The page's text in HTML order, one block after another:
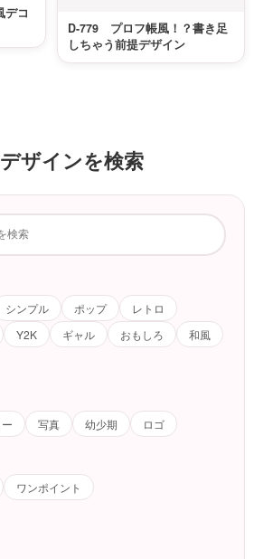
コ
D-779 プロフ帳風！？書き足
しちゃう前提デザイン
ザインを検索
シンプル ポップ
レトロ
Y2K ギャル おもしろ
和風
写真 幼少期 ロゴ
ワンポイント